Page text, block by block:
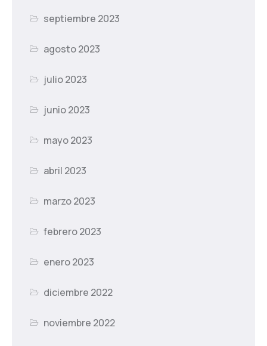
septiembre 2023
agosto 2023
julio 2023
junio 2023
mayo 2023
abril 2023
marzo 2023
febrero 2023
enero 2023
diciembre 2022
noviembre 2022